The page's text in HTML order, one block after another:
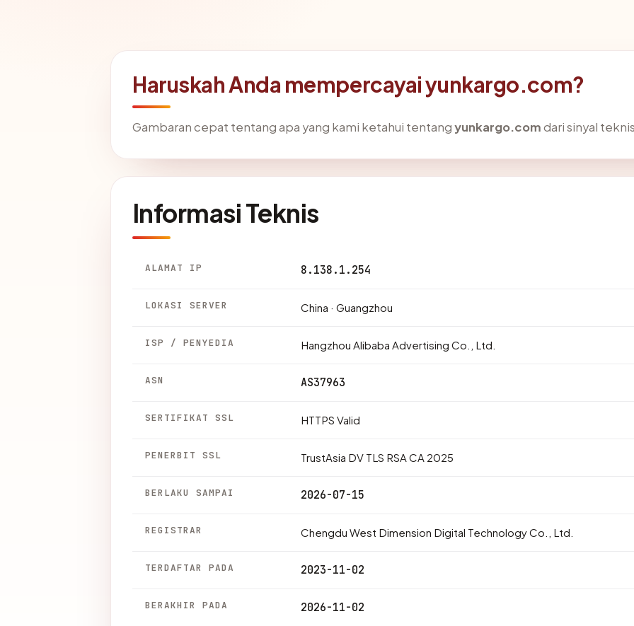
Haruskah Anda mempercayai yunkargo.com?
Gambaran cepat tentang apa yang kami ketahui tentangyunkargo.comdari sinyal
Informasi Teknis
ALAMAT IP 8.138.1.254
LOKASI SERVER China · Guangzhou
ISP / PENYEDIA Hangzhou Alibaba Advertising Co., Ltd.
ASN AS37963
SERTIFIKAT SSL HTTPS Valid
PENERBIT SSL TrustAsia DV TLS RSA CA 2025
BERLAKU SAMPAI 2026-07-15
REGISTRAR Chengdu West Dimension Digital Technology Co., Ltd.
TERDAFTAR PADA 2023-11-02
BERAKHIR PADA 2026-11-02